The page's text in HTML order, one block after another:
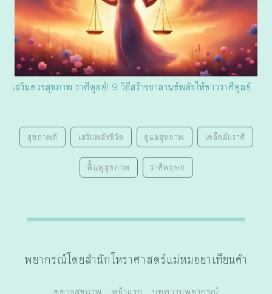
เสริมดวงสุขภาพ ราศีตุลย์! 9 วิธีสร้างบาลานซ์พลังให้ชาวราศีตุลย์
สุขภาพดี เสริมพลังชีวิต ดูแลสุขภาพ เคล็ดลับราศี
ฟื้นฟูสุขภาพ ราศีพฤษภ
พยากรณ์โดยสำนักโหราศาสตร์แม่หมอยาเทียนคำ